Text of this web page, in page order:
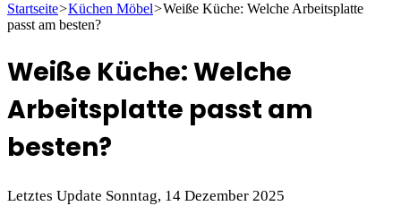
Startseite>Küchen Möbel>Weiße Küche: Welche Arbeitsplatte
passt am besten?
Weiße Küche: Welche
Arbeitsplatte passt am
besten?
Letztes Update Sonntag, 14 Dezember 2025